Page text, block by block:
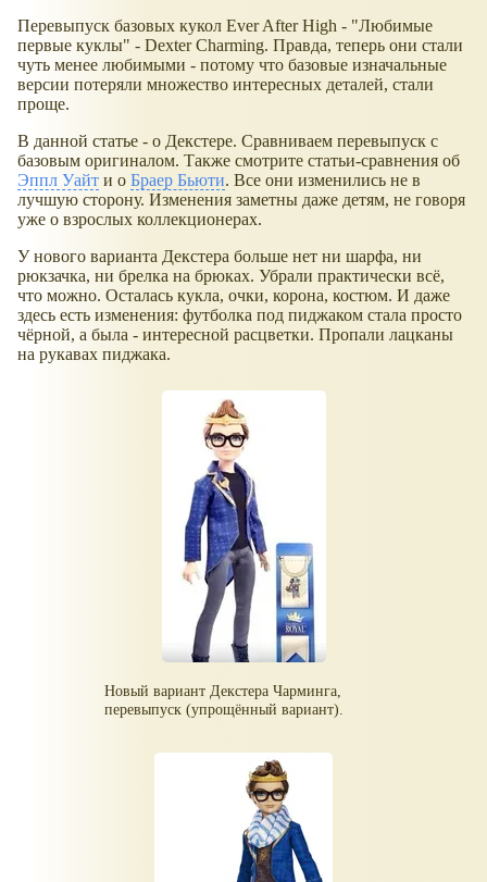
Перевыпуск базовых кукол Ever After High - "Любимые
первые куклы" - Dexter Charming. Правда, теперь они стали
чуть менее любимыми - потому что базовые изначальные
версии потеряли множество интересных деталей, стали
проще.
В данной статье - о Декстере. Сравниваем перевыпуск с
базовым оригиналом. Также смотрите статьи-сравнения об
Эппл Уайт и о Браер Бьюти. Все они изменились не в
лучшую сторону. Изменения заметны даже детям, не говоря
уже о взрослых коллекционерах.
У нового варианта Декстера больше нет ни шарфа, ни
рюкзачка, ни брелка на брюках. Убрали практически всё,
что можно. Осталась кукла, очки, корона, костюм. И даже
здесь есть изменения: футболка под пиджаком стала просто
чёрной, а была - интересной расцветки. Пропали лацканы
на рукавах пиджака.
Новый вариант Декстера Чарминга,
перевыпуск (упрощённый вариант).